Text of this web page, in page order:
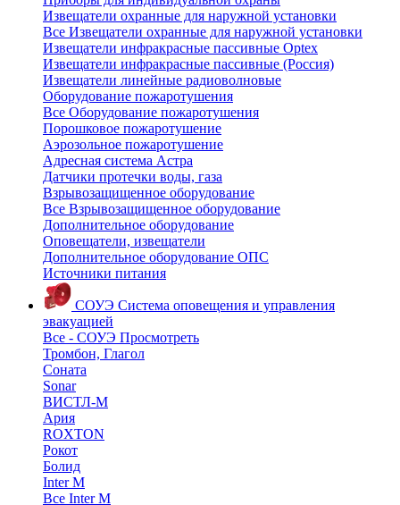
Извещатели охранные для наружной установки
Все Извещатели охранные для наружной установки
Извещатели инфракрасные пассивные Optex
Извещатели инфракрасные пассивные (Россия)
Извещатели линейные радиоволновые
Оборудование пожаротушения
Все Оборудование пожаротушения
Порошковое пожаротушение
Аэрозольное пожаротушение
Адресная система Астра
Датчики протечки воды, газа
Взрывозащищенное оборудование
Все Взрывозащищенное оборудование
Дополнительное оборудование
Оповещатели, извещатели
Дополнительное оборудование ОПС
Источники питания
СОУЭ Система оповещения и управления
эвакуацией
Все - СОУЭ Просмотреть
Тромбон, Глагол
Соната
Sonar
ВИСТЛ-М
Ария
ROXTON
Рокот
Болид
Inter M
Все Inter M